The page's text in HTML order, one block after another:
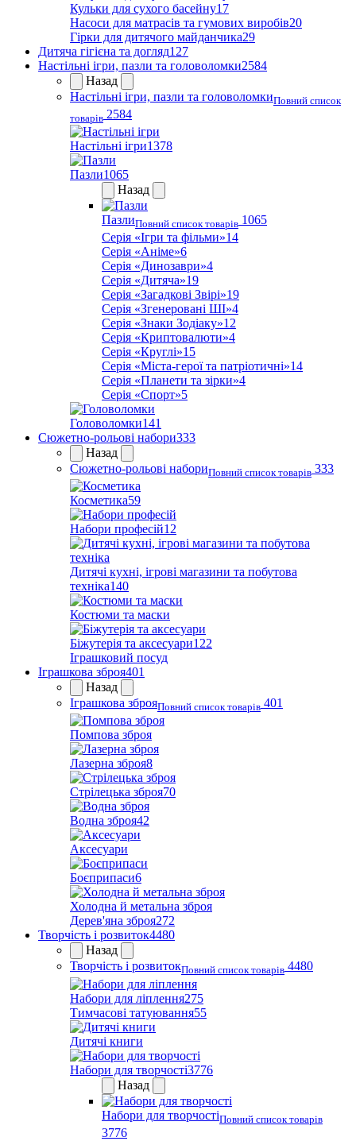
Кульки для сухого басейну17
Насоси для матрасів та гумових виробів20
Гірки для дитячого майданчика29
Дитяча гігієна та догляд127
Настільні ігри, пазли та головоломки2584
Назад
Настільні ігри, пазли та головоломкиПовний список
товарів 2584
Настільні ігри1378
Пазли1065
Назад
ПазлиПовний список товарів 1065
Серія «Ігри та фільми»14
Серія «Аніме»6
Серія «Динозаври»4
Серія «Дитяча»19
Серія «Загадкові Звірі»19
Серія «Згенеровані ШІ»4
Серія «Знаки Зодіаку»12
Серія «Криптовалюти»4
Серія «Круглі»15
Серія «Міста-герої та патріотичні»14
Серія «Планети та зірки»4
Серія «Спорт»5
Головоломки141
Сюжетно-рольові набори333
Назад
Сюжетно-рольові набориПовний список товарів 333
Косметика59
Набори професій12
Дитячі кухні, ігрові магазини та побутова
техніка140
Костюми та маски
Біжутерія та аксесуари122
Іграшковий посуд
Іграшкова зброя401
Назад
Іграшкова зброяПовний список товарів 401
Помпова зброя
Лазерна зброя8
Стрілецька зброя70
Водна зброя42
Аксесуари
Боєприпаси6
Холодна й метальна зброя
Дерев'яна зброя272
Творчість і розвиток4480
Назад
Творчість і розвитокПовний список товарів 4480
Набори для ліплення275
Тимчасові татуювання55
Дитячі книги
Набори для творчості3776
Назад
Набори для творчостіПовний список товарів
3776